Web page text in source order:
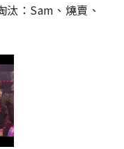
：Sam、燒賣、